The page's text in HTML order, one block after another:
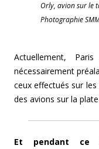
Orly, avion sur le
Photographie
Actuellement,
nécessairement
ceux effectués sur
des avions sur la
Et pendant ce